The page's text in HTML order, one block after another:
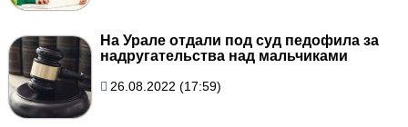
На Урале отдали под суд педофила за
надругательства над мальчиками
26.08.2022 (17:59)